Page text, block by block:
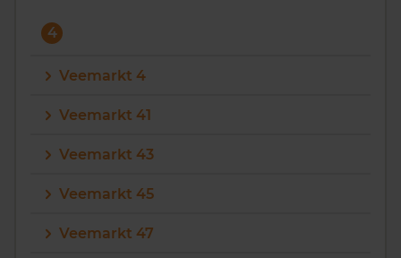
4
Veemarkt 4
Veemarkt 41
Veemarkt 43
Veemarkt 45
Veemarkt 47